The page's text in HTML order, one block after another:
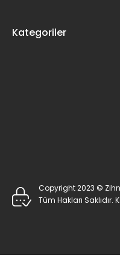
Kategoriler
Copyright 2023 ©
Tüm Hakları Saklıdır.